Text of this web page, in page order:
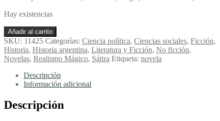
Hay existencias
Alfonso
y
sus
fantasmas
Garfunkel,
Jorge
Añadir al carrito
SKU: 11425 Categorías: Ciencia política, Ciencias sociales, Ficción,
Historia, Historia argentina, Literatura y Ficción, No ficción,
Novelas, Realismo Mágico, Sátira Etiqueta: novela
Descripción
Información adicional
Descripción